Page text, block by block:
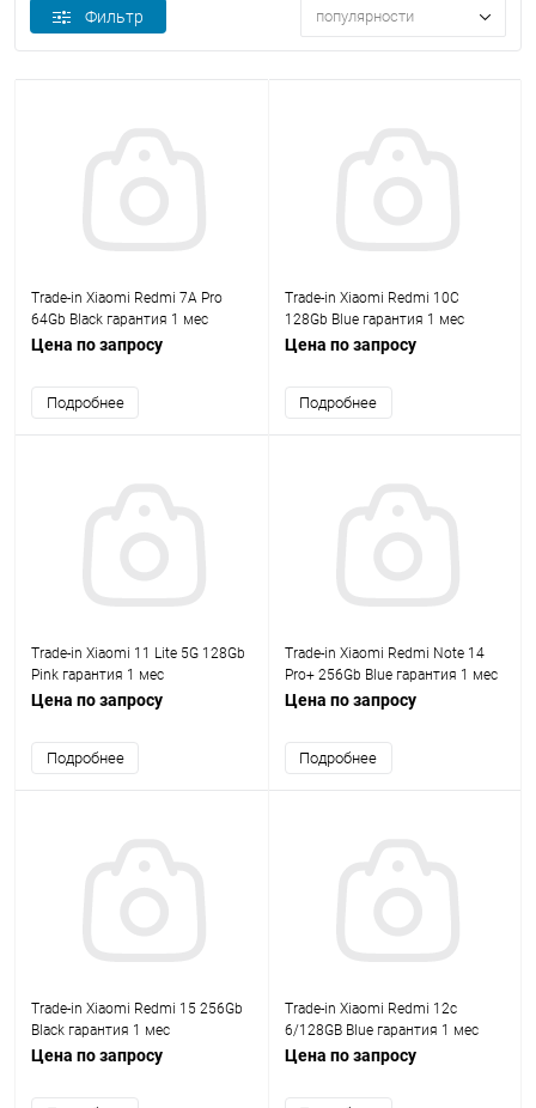
Фильтр популярности
Trade-in Xiaomi Redmi 7A Pro
64Gb Black гарантия 1 мес
Цена по запросу
Подробнее
Trade-in Xiaomi Redmi 10С
128Gb Blue гарантия 1 мес
Цена по запросу
Подробнее
Trade-in Xiaomi 11 Lite 5G 128Gb
Pink гарантия 1 мес
Цена по запросу
Подробнее
Trade-in Xiaomi Redmi Note 14
Pro+ 256Gb Blue гарантия 1 мес
Цена по запросу
Подробнее
Trade-in Xiaomi Redmi 15 256Gb
Black гарантия 1 мес
Цена по запросу
Trade-in Xiaomi Redmi 12с
6/128GB Blue гарантия 1 мес
Цена по запросу